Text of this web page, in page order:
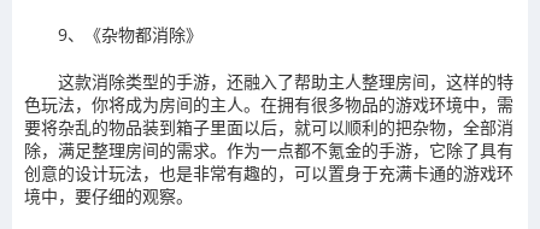
9、《杂物都消除》
这款消除类型的手游，还融入了帮助主人整理房间，这样的特
色玩法，你将成为房间的主人。在拥有很多物品的游戏环境中，需
要将杂乱的物品装到箱子里面以后，就可以顺利的把杂物，全部消
除，满足整理房间的需求。作为一点都不氪金的手游，它除了具有
创意的设计玩法，也是非常有趣的，可以置身于充满卡通的游戏环
境中，要仔细的观察。